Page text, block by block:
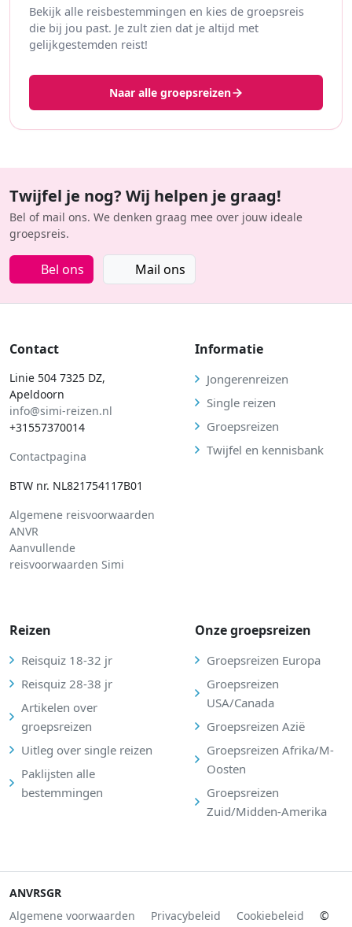
Bekijk alle reisbestemmingen en kies de groepsreis
die bij jou past. Je zult zien dat je altijd met
gelijkgestemden reist!
Naar alle groepsreizen
Twijfel je nog? Wij helpen je graag!
Bel of mail ons. We denken graag mee over jouw ideale
groepsreis.
Bel ons Mail ons
Contact
Linie 504 7325 DZ,
Apeldoorn
info@simi-reizen.nl
+31557370014
Contactpagina
BTW nr. NL821754117B01
Algemene reisvoorwaarden
ANVR
Aanvullende
reisvoorwaarden Simi
Informatie
Jongerenreizen
Single reizen
Groepsreizen
Twijfel en kennisbank
Reizen
Reisquiz 18-32 jr
Reisquiz 28-38 jr
Artikelen over
groepsreizen
Uitleg over single reizen
Paklijsten alle
bestemmingen
Onze groepsreizen
Groepsreizen Europa
Groepsreizen
USA/Canada
Groepsreizen Azië
Groepsreizen Afrika/M-
Oosten
Groepsreizen
Zuid/Midden-Amerika
ANVRSGR
Algemene voorwaarden
Privacybeleid Cookiebeleid
©